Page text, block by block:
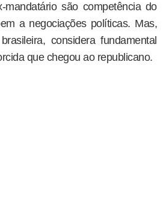
mandatário são competência do
a negociações políticas. Mas,
considera fundamental
que chegou ao republicano.